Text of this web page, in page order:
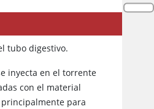
tubo digestivo.
inyecta en el torrente
con el material
para